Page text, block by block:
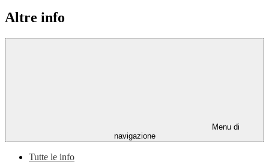
Altre info
Menu di
navigazione
Tutte le info